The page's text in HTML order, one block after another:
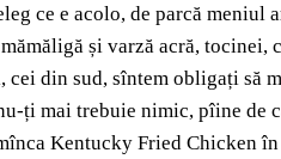
ce e acolo, de parcă
și varză acră,
din sud, sîntem obligați să
ți mai trebuie nimic, pîine de
Kentucky Fried Chicken